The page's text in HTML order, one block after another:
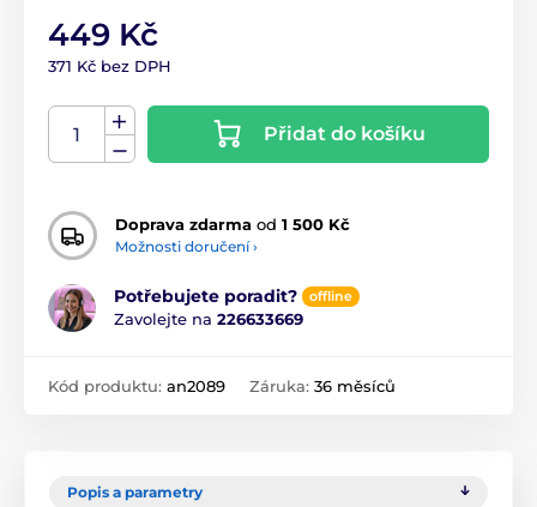
449 Kč
371 Kč bez DPH
Přidat do košíku
Doprava zdarma od 1 500 Kč
Možnosti doručení ›
Potřebujete poradit? offline
Zavolejte na 226633669
Kód produktu: an2089 Záruka: 36 měsíců
Popis a parametry